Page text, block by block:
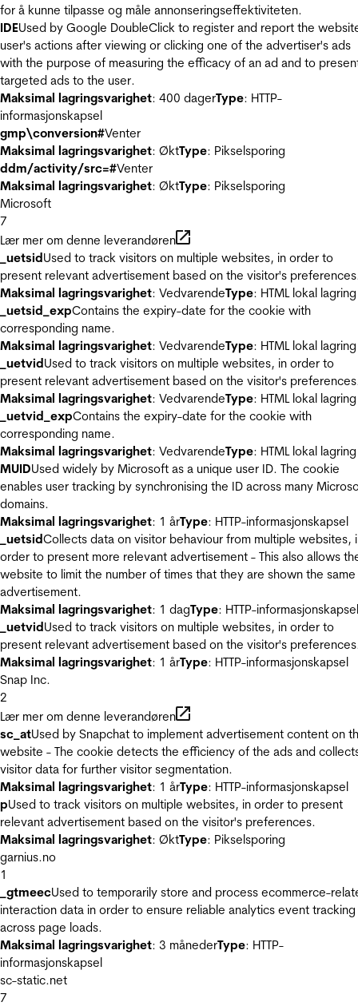
for å kunne tilpasse og måle annonseringseffektiviteten.
IDEUsed by Google DoubleClick to register and report the
user's actions after viewing or clicking one of the advertiser's ads
with the purpose of measuring the efficacy of an ad and to
targeted ads to the user.
Maksimal lagringsvarighet: 400 dagerType: HTTP-
informasjonskapsel
gmp\conversion#Venter
Maksimal lagringsvarighet: ØktType: Pikselsporing
ddm/activity/src=#Venter
Maksimal lagringsvarighet: ØktType: Pikselsporing
Microsoft
7
Lær mer om denne leverandøren
_uetsidUsed to track visitors on multiple websites, in order to
present relevant advertisement based on the visitor's
Maksimal lagringsvarighet: VedvarendeType: HTML lokal lagring
_uetsid_expContains the expiry-date for the cookie with
corresponding name.
Maksimal lagringsvarighet: VedvarendeType: HTML lokal lagring
_uetvidUsed to track visitors on multiple websites, in order to
present relevant advertisement based on the visitor's
Maksimal lagringsvarighet: VedvarendeType: HTML lokal lagring
_uetvid_expContains the expiry-date for the cookie with
corresponding name.
Maksimal lagringsvarighet: VedvarendeType: HTML lokal lagring
MUIDUsed widely by Microsoft as a unique user ID. The cookie
enables user tracking by synchronising the ID across many
domains.
Maksimal lagringsvarighet: 1 årType: HTTP-informasjonskapsel
_uetsidCollects data on visitor behaviour from multiple websites,
order to present more relevant advertisement - This also allows
website to limit the number of times that they are shown the same
advertisement.
Maksimal lagringsvarighet: 1 dagType: HTTP-informasjonskapsel
_uetvidUsed to track visitors on multiple websites, in order to
present relevant advertisement based on the visitor's
Maksimal lagringsvarighet: 1 årType: HTTP-informasjonskapsel
Snap Inc.
2
Lær mer om denne leverandøren
sc_atUsed by Snapchat to implement advertisement content on
website - The cookie detects the efficiency of the ads and
visitor data for further visitor segmentation.
Maksimal lagringsvarighet: 1 årType: HTTP-informasjonskapsel
pUsed to track visitors on multiple websites, in order to present
relevant advertisement based on the visitor's preferences.
Maksimal lagringsvarighet: ØktType: Pikselsporing
garnius.no
1
_gtmeecUsed to temporarily store and process ecommerce-
interaction data in order to ensure reliable analytics event tracking
across page loads.
Maksimal lagringsvarighet: 3 månederType: HTTP-
informasjonskapsel
sc-static.net
7